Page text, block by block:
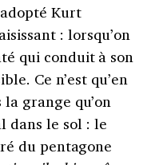
Kurt
: lorsqu’on
qui conduit à son
Ce n’est qu’en
grange qu’on
dans le sol : le
du pentagone